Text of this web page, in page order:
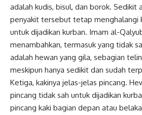
adalah kudis, bisul, dan borok. Sedikit
penyakit tersebut tetap menghalangi
untuk dijadikan kurban. Imam al-
menambahkan, termasuk yang tidak
adalah hewan yang gila, sebagian
meskipun hanya sedikit dan sudah
Ketiga, kakinya jelas-jelas pincang.
pincang tidak sah untuk dijadikan
pincang kaki bagian depan atau